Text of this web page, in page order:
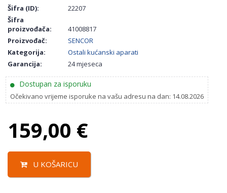
Šifra (ID):
22207
Šifra
proizvođača:
41008817
Proizvođač:
SENCOR
Kategorija:
Ostali kućanski aparati
Garancija:
24 mjeseca
Dostupan za isporuku
Očekivano vrijeme isporuke na vašu adresu na dan: 14.08.2026
159,00 €
U KOŠARICU